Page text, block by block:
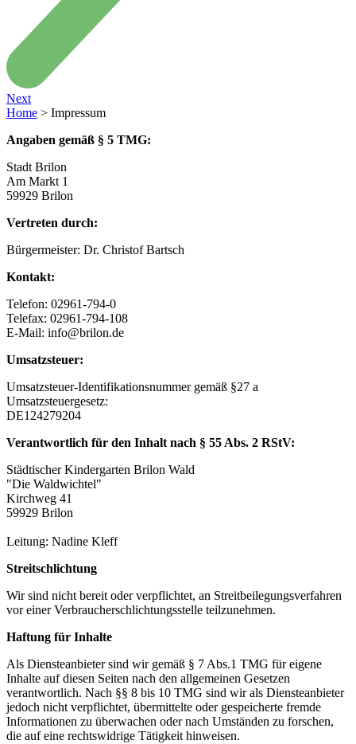
Next
Home > Impressum
Angaben gemäß § 5 TMG:
Stadt Brilon
Am Markt 1
59929 Brilon
Vertreten durch:
Bürgermeister: Dr. Christof Bartsch
Kontakt:
Telefon: 02961-794-0
Telefax: 02961-794-108
E-Mail: info@brilon.de
Umsatzsteuer:
Umsatzsteuer-Identifikationsnummer gemäß §27 a
Umsatzsteuergesetz:
DE124279204
Verantwortlich für den Inhalt nach § 55 Abs. 2 RStV:
Städtischer Kindergarten Brilon Wald
"Die Waldwichtel"
Kirchweg 41
59929 Brilon
Leitung: Nadine Kleff
Streitschlichtung
Wir sind nicht bereit oder verpflichtet, an Streitbeilegungsverfahren
vor einer Verbraucherschlichtungsstelle teilzunehmen.
Haftung für Inhalte
Als Diensteanbieter sind wir gemäß § 7 Abs.1 TMG für eigene
Inhalte auf diesen Seiten nach den allgemeinen Gesetzen
verantwortlich. Nach §§ 8 bis 10 TMG sind wir als Diensteanbieter
jedoch nicht verpflichtet, übermittelte oder gespeicherte fremde
Informationen zu überwachen oder nach Umständen zu forschen,
die auf eine rechtswidrige Tätigkeit hinweisen.